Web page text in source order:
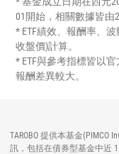
01開始，相關數據皆由
* ETF績效、報酬率、
收盤價)計算。
* ETF與參考指標皆以
報酬差異較大。
TAROBO 提供本基金(PIMCO
訊，包括在債券型基金中近